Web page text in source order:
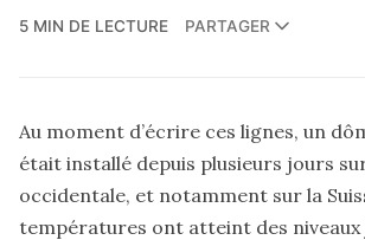
5 MIN DE LECTURE
PARTAGER
Au moment d’écrire ces lignes, un
était installé depuis plusieurs jours
occidentale, et notamment sur la
températures ont atteint des niveaux